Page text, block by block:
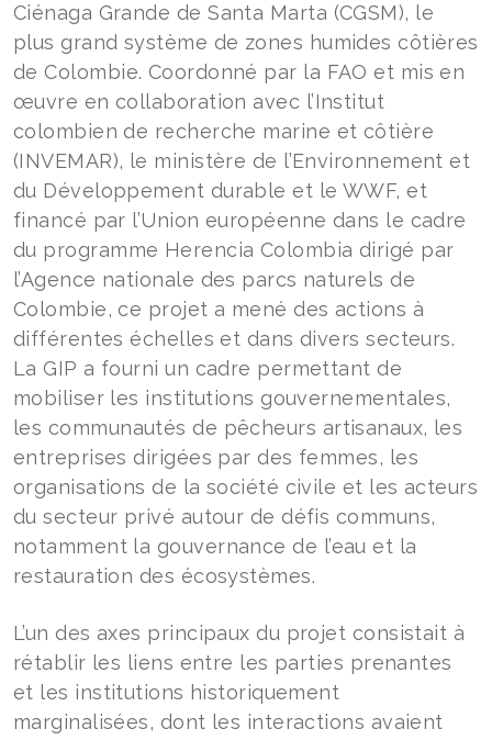
Ciénaga Grande de Santa Marta (CGSM), le
plus grand système de zones humides côtières
de Colombie. Coordonné par la FAO et mis en
œuvre en collaboration avec l’Institut
colombien de recherche marine et côtière
(INVEMAR), le ministère de l’Environnement et
du Développement durable et le WWF, et
financé par l’Union européenne dans le cadre
du programme Herencia Colombia dirigé par
l’Agence nationale des parcs naturels de
Colombie, ce projet a mené des actions à
différentes échelles et dans divers secteurs.
La GIP a fourni un cadre permettant de
mobiliser les institutions gouvernementales,
les communautés de pêcheurs artisanaux, les
entreprises dirigées par des femmes, les
organisations de la société civile et les acteurs
du secteur privé autour de défis communs,
notamment la gouvernance de l’eau et la
restauration des écosystèmes.
L’un des axes principaux du projet consistait à
rétablir les liens entre les parties prenantes
et les institutions historiquement
marginalisées, dont les interactions avaient